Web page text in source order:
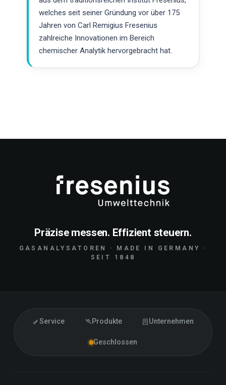
welches seit seiner Gründung vor über 175
Jahren von Carl Remigius Fresenius
zahlreiche Innovationen im Bereich
chemischer Analytik hervorgebracht hat.
Präzise messen. Effizient steuern.
GASANALYSATOREN · MADE IN GERMANY ·
SEIT 1848
Service Produkte Unternehmen
Geschlossen